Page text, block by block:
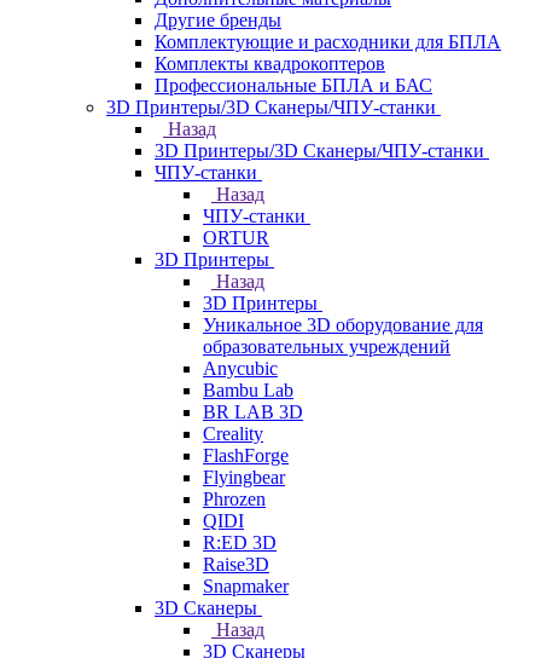
Другие бренды
Комплектующие и расходники для БПЛА
Комплекты квадрокоптеров
Профессиональные БПЛА и БАС
3D Принтеры/3D Сканеры/ЧПУ-станки
Назад
3D Принтеры/3D Сканеры/ЧПУ-станки
ЧПУ-станки
Назад
ЧПУ-станки
ORTUR
3D Принтеры
Назад
3D Принтеры
Уникальное 3D оборудование для
образовательных учреждений
Anycubic
Bambu Lab
BR LAB 3D
Creality
FlashForge
Flyingbear
Phrozen
QIDI
R:ED 3D
Raise3D
Snapmaker
3D Сканеры
Назад
3D Сканеры